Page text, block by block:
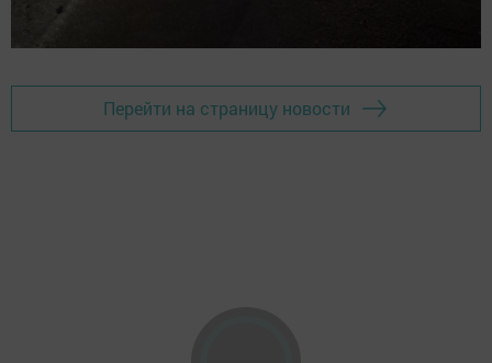
Перейти на страницу новости